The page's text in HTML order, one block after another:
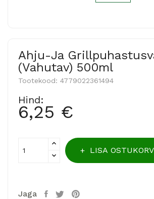
Ahju-Ja
(vahutav) 500ml
Tootekood: 4779022361494
Hind:
6,25 €
LISA
Jaga